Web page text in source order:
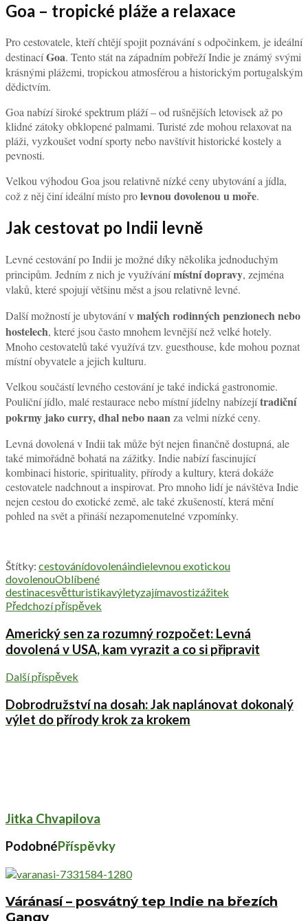
Goa – tropické pláže a relaxace
Pro cestovatele, kteří chtějí spojit poznávání s odpočinkem, je ideální
destinacíGoa. Tento stát na západním pobřeží Indie je známý svými
krásnými plážemi, tropickou atmosférou a historickým portugalským
dědictvím.
Goa nabízí široké spektrum pláží – od rušnějších letovisek až po
klidné zátoky obklopené palmami. Turisté zde mohou relaxovat na
pláži, vyzkoušet vodní sporty nebo navštívit historické kostely a
pevnosti.
Velkou výhodou Goa jsou relativně nízké ceny ubytování a jídla,
což z něj činí ideální místo prolevnou dovolenou u moře.
Jak cestovat po Indii levně
Levné cestování po Indii je možné díky několika jednoduchým
principům. Jedním z nich je využívánímístní dopravy, zejména
vlaků, které spojují většinu měst a jsou relativně levné.
Další možností je ubytování vmalých rodinných penzionech nebo
hostelech, které jsou často mnohem levnější než velké hotely.
Mnoho cestovatelů také využívá tzv. guesthouse, kde mohou poznat
místní obyvatele a jejich kulturu.
Velkou součástí levného cestování je také indická gastronomie.
Pouliční jídlo, malé restaurace nebo místní jídelny nabízejítradiční
pokrmy jako curry, dhal nebo naan za velmi nízké ceny.
Levná dovolená v Indii tak může být nejen finančně dostupná, ale
také mimořádně bohatá na zážitky. Indie nabízí fascinující
kombinaci historie, spirituality, přírody a kultury, která dokáže
cestovatele nadchnout a inspirovat. Pro mnoho lidí je návštěva Indie
nejen cestou do exotické země, ale také zkušeností, která mění
pohled na svět a přináší nezapomenutelné vzpomínky.
Štítky: cestovánídovolenáindielevnou exotickou
dovolenouOblíbené
destinacesvětturistikavýletyzajímavostizážitek
Předchozí příspěvek
Americký sen za rozumný rozpočet: Levná
dovolená v USA, kam vyrazit a co si připravit
Další příspěvek
Dobrodružství na dosah: Jak naplánovat dokonalý
výlet do přírody krok za krokem
Jitka Chvapilova
PodobnéPříspěvky
Váránasí – posvátný tep Indie na březích
Gangy